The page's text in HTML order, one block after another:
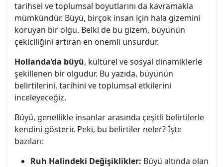
tarihsel ve toplumsal boyutlarını da kavramakla
mümkündür. Büyü, birçok insan için hala gizemini
koruyan bir olgu. Belki de bu gizem, büyünün
çekiciliğini artıran en önemli unsurdur.
Hollanda’da büyü, kültürel ve sosyal dinamiklerle
şekillenen bir olgudur. Bu yazıda, büyünün
belirtilerini, tarihini ve toplumsal etkilerini
inceleyeceğiz.
Büyü, genellikle insanlar arasında çeşitli belirtilerle
kendini gösterir. Peki, bu belirtiler neler? İşte
bazıları:
Ruh Halindeki Değişiklikler: Büyü altında olan